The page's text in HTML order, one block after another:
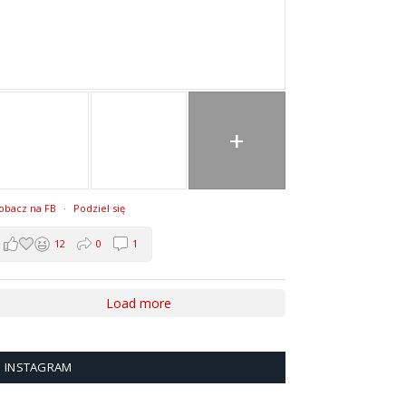
+
na FB · Podziel się
12 0 1
Load more
INSTAGRAM